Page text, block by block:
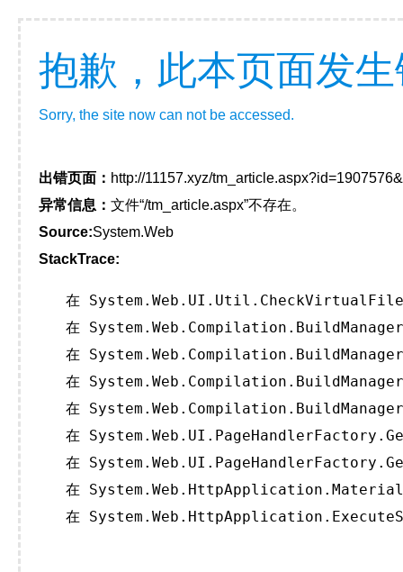
抱歉，此本页面发
Sorry, the site now can not be accessed.
出错页面： http://11157.xyz/
异常信息： 文件“/tm_article.aspx”不存在。
Source:System.Web
StackTrace:
在
在
在
在
在
在
在
在
在